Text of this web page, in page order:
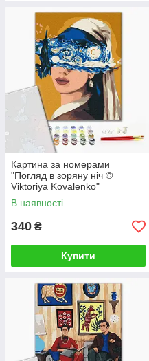
Картина за номерами
"Погляд в зоряну ніч ©
Viktoriya Kovalenko"
PBS51480 40×50 см
В наявності
340 ₴
Купити